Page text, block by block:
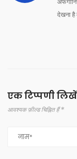
देखना है
एक टिप्पणी लिखें
आवश्यक फ़ील्ड चिह्नित हैं *